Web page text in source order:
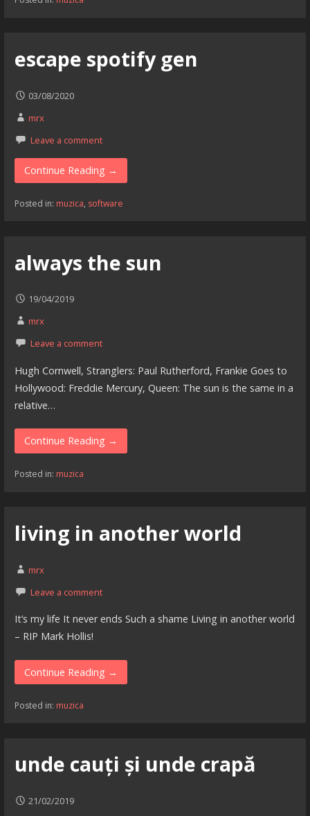
escape spotify gen
03/08/2020
mrx
Leave a comment
Continue Reading →
Posted in: muzica, software
always the sun
19/04/2019
mrx
Leave a comment
Hugh Cornwell, Stranglers: Paul Rutherford, Frankie Goes to
Hollywood: Freddie Mercury, Queen: The sun is the same in a
relative…
Continue Reading →
Posted in: muzica
living in another world
mrx
Leave a comment
It’s my life It never ends Such a shame Living in another world
– RIP Mark Hollis!
Continue Reading →
Posted in: muzica
unde cauți și unde crapă
21/02/2019